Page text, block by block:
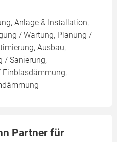
Anlage & Installation,
/ Wartung, Planung /
Ausbau,
/ Sanierung,
Einblasdämmung,
Partner für